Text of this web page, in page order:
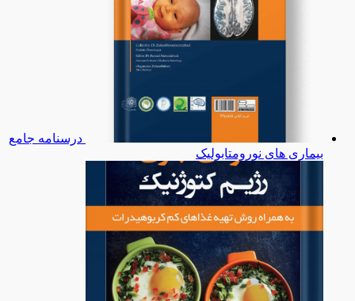
درسنامه جامع
بیماری های نورومتابولیک